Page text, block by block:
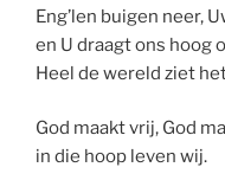
Eng’len buigen neer,
en U draagt ons hoog
Heel de wereld ziet
God maakt vrij, God
in die hoop leven wij.